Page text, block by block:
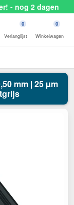
- nog 2 dagen
0
Verlanglijst
0
Winkelwagen
mm | 25 µm